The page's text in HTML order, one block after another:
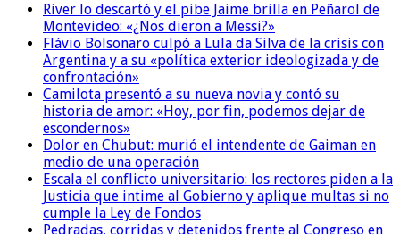
River lo descartó y el pibe Jaime brilla en Peñarol de
Montevideo: «¿Nos dieron a Messi?»
Flávio Bolsonaro culpó a Lula da Silva de la crisis con
Argentina y a su «política exterior ideologizada y de
confrontación»
Camilota presentó a su nueva novia y contó su
historia de amor: «Hoy, por fin, podemos dejar de
escondernos»
Dolor en Chubut: murió el intendente de Gaiman en
medio de una operación
Escala el conflicto universitario: los rectores piden a la
Justicia que intime al Gobierno y aplique multas si no
cumple la Ley de Fondos
Pedradas, corridas y detenidos frente al Congreso en